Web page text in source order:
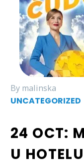
By malinska
UNCATEGORIZED
24 OCT:
U